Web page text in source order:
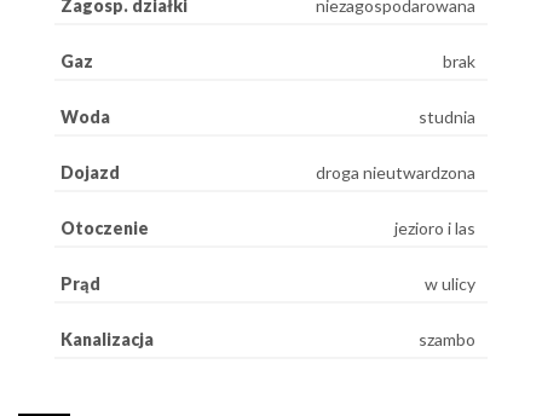
Zagosp. działki niezagospodarowana
Gaz brak
Woda studnia
Dojazd droga nieutwardzona
Otoczenie jezioro i las
Prąd w ulicy
Kanalizacja szambo